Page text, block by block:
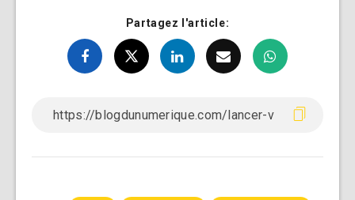
Partagez l'article: